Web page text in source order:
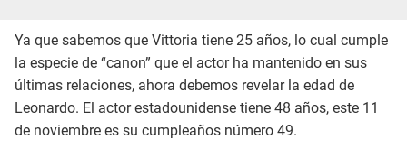
Ya que sabemos que Vittoria tiene 25 años, lo cual cumple
la especie de “canon” que el actor ha mantenido en sus
últimas relaciones, ahora debemos revelar la edad de
Leonardo. El actor estadounidense tiene 48 años, este 11
de noviembre es su cumpleaños número 49.